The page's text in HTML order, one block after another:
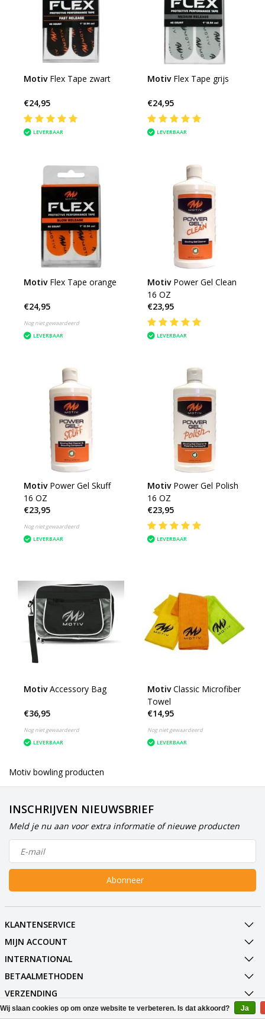
Motiv Flex Tape zwart
€24,95
LEVERBAAR
Motiv Flex Tape grijs
€24,95
LEVERBAAR
Motiv Flex Tape orange
€24,95
Nog niet gewaardeerd
LEVERBAAR
Motiv Power Gel Clean
16 OZ
€23,95
LEVERBAAR
Motiv Power Gel Skuff
16 OZ
€23,95
Nog niet gewaardeerd
LEVERBAAR
Motiv Power Gel Polish
16 OZ
€23,95
LEVERBAAR
Motiv Accessory Bag
€36,95
Nog niet gewaardeerd
LEVERBAAR
Motiv Classic Microfiber
Towel
€14,95
Nog niet gewaardeerd
LEVERBAAR
Motiv bowling producten
INSCHRIJVEN NIEUWSBRIEF
Meld je nu aan voor extra informatie of nieuwe producten
Abonneer
KLANTENSERVICE
MIJN ACCOUNT
INTERNATIONAL
BETAALMETHODEN
VERZENDING
SOCIALMEDIA
Wij slaan cookies op om onze website te verbeteren. Is dat akkoord? Ja